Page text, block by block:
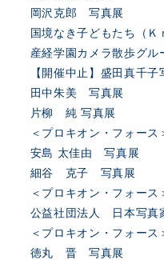
岡沢克郎 写真展
国境なき子どもたち（Ｋ
産経学園カメラ散歩グル
【開催中止】盛田真千子
田中朱美 写真展
片柳 純 写真展
＜プロキオン・フォー
安島 太佳由 写真展
細谷 克子 写真展
＜プロキオン・フォー
公益社団法人 日本写
＜プロキオン・フォー
徳丸 晋 写真展